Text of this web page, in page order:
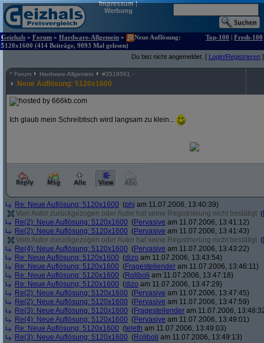
Impressum|
Werbung
Geizhals » Forum » Hardware-Allgemein »
Neue Auflösung:
5120x1600 (414 Beiträge, 9093 Mal gelesen)
Top-100 | Fresh-100
Du bist nicht angemeldet. [ Login/Registrieren ]
^ Forum Hardware-Allgemein #3519561
Neue Auflösung: 5120x1600
Ich glaub mein Schreibtisch wird langsam zu klein...
Re: Neue Auflösung: 5120x1600 (phj am 11.07.2006, 13:40:39)
Vom Autor zurückgezogen oder Autor hat seine Registrierung nicht bestätigt (
Re(2): Neue Auflösung: 5120x1600 (Pervasive am 11.07.2006, 13:41:12)
Re(2): Neue Auflösung: 5120x1600 (Pervasive am 11.07.2006, 13:41:43)
Vom Autor zurückgezogen oder Autor hat seine Registrierung nicht bestätigt (
Re(4): Neue Auflösung: 5120x1600 (Pervasive am 11.07.2006, 13:43:22)
Re: Neue Auflösung: 5120x1600 (dizo am 11.07.2006, 13:43:54)
Re: Neue Auflösung: 5120x1600 (Fragestellender am 11.07.2006, 13:46:11)
Re: Neue Auflösung: 5120x1600 (Roliboli am 11.07.2006, 13:47:18)
Re: Neue Auflösung: 5120x1600 (dizo am 11.07.2006, 13:47:29)
Re(2): Neue Auflösung: 5120x1600 (Pervasive am 11.07.2006, 13:47:45)
Re(2): Neue Auflösung: 5120x1600 (Pervasive am 11.07.2006, 13:47:59)
Re(3): Neue Auflösung: 5120x1600 (Fragestellender am 11.07.2006,
Re(4): Neue Auflösung: 5120x1600 (Pervasive am 11.07.2006, 13:49:01)
Re: Neue Auflösung: 5120x1600 (teleth am 11.07.2006, 13:49:03)
Re(3): Neue Auflösung: 5120x1600 (Roliboli am 11.07.2006, 13:49:13)